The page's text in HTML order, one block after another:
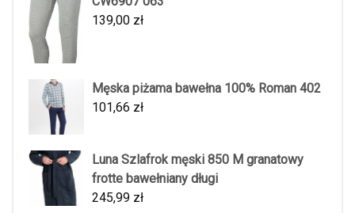
139,00 zł
Męska piżama bawełna 100% Roman 402
101,66 zł
Luna Szlafrok męski 850 M granatowy
frotte bawełniany długi
245,99 zł